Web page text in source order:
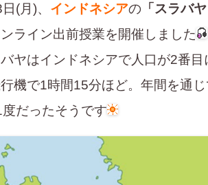
(月)、 インドネシアの 「スラバ
ライン出前授業を開催しました
ヤはインドネシアで人口が2番
機で1時間15分ほど。年間を通
度だったそうです